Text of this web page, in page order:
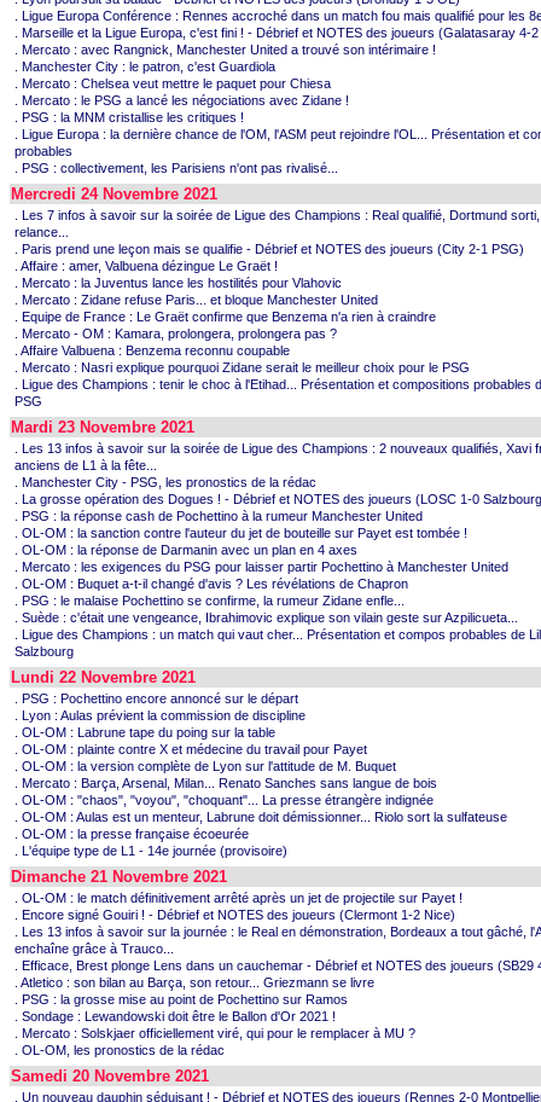
. Ligue Europa Conférence : Rennes accroché dans un match fou mais qualifié pour les
. Marseille et la Ligue Europa, c'est fini ! - Débrief et NOTES des joueurs (Galatasaray 4-
. Mercato : avec Rangnick, Manchester United a trouvé son intérimaire !
. Manchester City : le patron, c'est Guardiola
. Mercato : Chelsea veut mettre le paquet pour Chiesa
. Mercato : le PSG a lancé les négociations avec Zidane !
. PSG : la MNM cristallise les critiques !
. Ligue Europa : la dernière chance de l'OM, l'ASM peut rejoindre l'OL... Présentation et
probables
. PSG : collectivement, les Parisiens n'ont pas rivalisé...
Mercredi 24 Novembre 2021
. Les 7 infos à savoir sur la soirée de Ligue des Champions : Real qualifié, Dortmund
relance...
. Paris prend une leçon mais se qualifie - Débrief et NOTES des joueurs (City 2-1 PSG)
. Affaire : amer, Valbuena dézingue Le Graët !
. Mercato : la Juventus lance les hostilités pour Vlahovic
. Mercato : Zidane refuse Paris... et bloque Manchester United
. Equipe de France : Le Graët confirme que Benzema n'a rien à craindre
. Mercato - OM : Kamara, prolongera, prolongera pas ?
. Affaire Valbuena : Benzema reconnu coupable
. Mercato : Nasri explique pourquoi Zidane serait le meilleur choix pour le PSG
. Ligue des Champions : tenir le choc à l'Etihad... Présentation et compositions probables
PSG
Mardi 23 Novembre 2021
. Les 13 infos à savoir sur la soirée de Ligue des Champions : 2 nouveaux qualifiés, Xavi
anciens de L1 à la fête...
. Manchester City - PSG, les pronostics de la rédac
. La grosse opération des Dogues ! - Débrief et NOTES des joueurs (LOSC 1-0
. PSG : la réponse cash de Pochettino à la rumeur Manchester United
. OL-OM : la sanction contre l'auteur du jet de bouteille sur Payet est tombée !
. OL-OM : la réponse de Darmanin avec un plan en 4 axes
. Mercato : les exigences du PSG pour laisser partir Pochettino à Manchester United
. OL-OM : Buquet a-t-il changé d'avis ? Les révélations de Chapron
. PSG : le malaise Pochettino se confirme, la rumeur Zidane enfle...
. Suède : c'était une vengeance, Ibrahimovic explique son vilain geste sur Azpilicueta...
. Ligue des Champions : un match qui vaut cher... Présentation et compos probables de
Salzbourg
Lundi 22 Novembre 2021
. PSG : Pochettino encore annoncé sur le départ
. Lyon : Aulas prévient la commission de discipline
. OL-OM : Labrune tape du poing sur la table
. OL-OM : plainte contre X et médecine du travail pour Payet
. OL-OM : la version complète de Lyon sur l'attitude de M. Buquet
. Mercato : Barça, Arsenal, Milan... Renato Sanches sans langue de bois
. OL-OM : "chaos", "voyou", "choquant"... La presse étrangère indignée
. OL-OM : Aulas est un menteur, Labrune doit démissionner... Riolo sort la sulfateuse
. OL-OM : la presse française écoeurée
. L'équipe type de L1 - 14e journée (provisoire)
Dimanche 21 Novembre 2021
. OL-OM : le match définitivement arrêté après un jet de projectile sur Payet !
. Encore signé Gouiri ! - Débrief et NOTES des joueurs (Clermont 1-2 Nice)
. Les 13 infos à savoir sur la journée : le Real en démonstration, Bordeaux a tout gâché,
enchaîne grâce à Trauco...
. Efficace, Brest plonge Lens dans un cauchemar - Débrief et NOTES des joueurs (SB29
. Atletico : son bilan au Barça, son retour... Griezmann se livre
. PSG : la grosse mise au point de Pochettino sur Ramos
. Sondage : Lewandowski doit être le Ballon d'Or 2021 !
. Mercato : Solskjaer officiellement viré, qui pour le remplacer à MU ?
. OL-OM, les pronostics de la rédac
Samedi 20 Novembre 2021
. Un nouveau dauphin séduisant ! - Débrief et NOTES des joueurs (Rennes 2-0